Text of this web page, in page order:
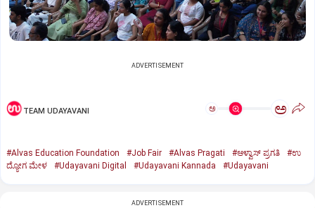
ADVERTISEMENT
TEAM UDAYAVANI ಅ ಅ
#Alvas Education Foundation #Job Fair #Alvas Pragati #ಆಳ್ವಾಸ್‌ ಪ್ರಗತಿ
#ಉ
ದ್ಯೋಗ ಮೇಳ
#Udayavani Digital #Udayavani Kannada #Udayavani
ADVERTISEMENT